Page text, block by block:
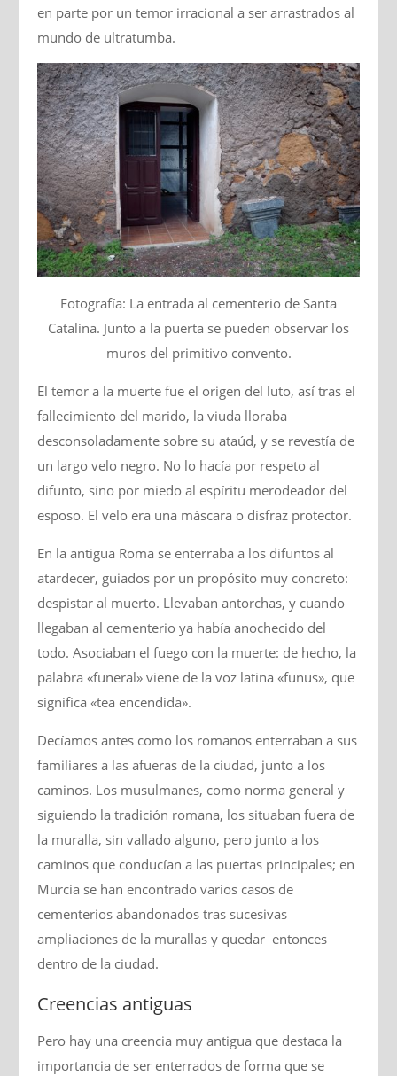
en parte por un temor irracional a ser arrastrados al
mundo de ultratumba.
Fotografía: La entrada al cementerio de Santa
Catalina. Junto a la puerta se pueden observar los
muros del primitivo convento.
El temor a la muerte fue el origen del luto, así tras el
fallecimiento del marido, la viuda lloraba
desconsoladamente sobre su ataúd, y se revestía de
un largo velo negro. No lo hacía por respeto al
difunto, sino por miedo al espíritu merodeador del
esposo. El velo era una máscara o disfraz protector.
En la antigua Roma se enterraba a los difuntos al
atardecer, guiados por un propósito muy concreto:
despistar al muerto. Llevaban antorchas, y cuando
llegaban al cementerio ya había anochecido del
todo. Asociaban el fuego con la muerte: de hecho, la
palabra «funeral» viene de la voz latina «funus», que
significa «tea encendida».
Decíamos antes como los romanos enterraban a sus
familiares a las afueras de la ciudad, junto a los
caminos. Los musulmanes, como norma general y
siguiendo la tradición romana, los situaban fuera de
la muralla, sin vallado alguno, pero junto a los
caminos que conducían a las puertas principales; en
Murcia se han encontrado varios casos de
cementerios abandonados tras sucesivas
ampliaciones de la murallas y quedar entonces
dentro de la ciudad.
Creencias antiguas
Pero hay una creencia muy antigua que destaca la
importancia de ser enterrados de forma que se